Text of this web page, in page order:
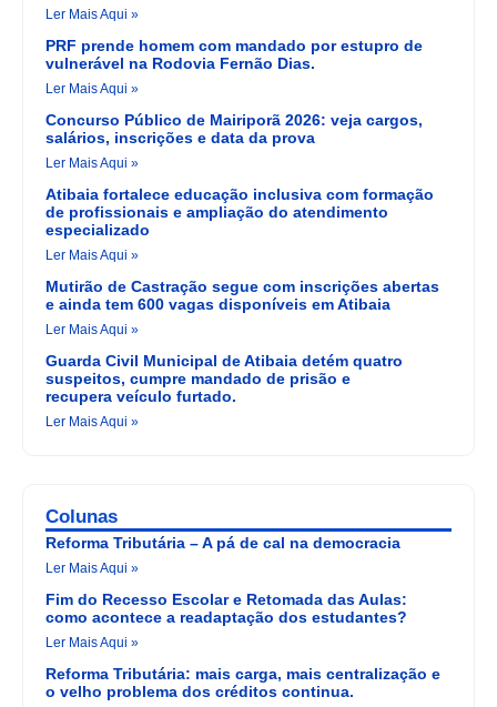
Ler Mais Aqui »
PRF prende homem com mandado por estupro de
vulnerável na Rodovia Fernão Dias.
Ler Mais Aqui »
Concurso Público de Mairiporã 2026: veja cargos,
salários, inscrições e data da prova
Ler Mais Aqui »
Atibaia fortalece educação inclusiva com formação
de profissionais e ampliação do atendimento
especializado
Ler Mais Aqui »
Mutirão de Castração segue com inscrições abertas
e ainda tem 600 vagas disponíveis em Atibaia
Ler Mais Aqui »
Guarda Civil Municipal de Atibaia detém quatro
suspeitos, cumpre mandado de prisão e
recupera veículo furtado.
Ler Mais Aqui »
Colunas
Reforma Tributária – A pá de cal na democracia
Ler Mais Aqui »
Fim do Recesso Escolar e Retomada das Aulas:
como acontece a readaptação dos estudantes?
Ler Mais Aqui »
Reforma Tributária: mais carga, mais centralização e
o velho problema dos créditos continua.